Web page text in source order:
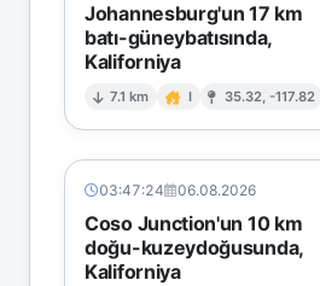
Johannesburg'un 17 km
batı-güneybatısında,
Kaliforniya
7.1 km I 35.32, -117.82
03:47:24 06.08.2026
Coso Junction'un 10 km
doğu-kuzeydoğusunda,
Kaliforniya